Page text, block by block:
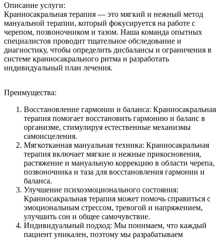
Описание услуги:
Краниосакральная терапия — это мягкий и нежный метод
мануальной терапии, который фокусируется на работе с
черепом, позвоночником и тазом. Наша команда опытных
специалистов проводит тщательное обследование и
диагностику, чтобы определить дисбалансы и ограничения в
системе краниосакрального ритма и разработать
индивидуальный план лечения.
Преимущества:
Восстановление гармонии и баланса: Краниосакральная
терапия помогает восстановить гармонию и баланс в
организме, стимулируя естественные механизмы
самоисцеления.
Мягкотканная мануальная техника: Краниосакральная
терапия включает мягкие и нежные прикосновения,
растяжение и мануальную коррекцию в области черепа,
позвоночника и таза для восстановления гармонии и
баланса.
Улучшение психоэмоционального состояния:
Краниосакральная терапия может помочь справиться с
эмоциональным стрессом, тревогой и напряжением,
улучшить сон и общее самочувствие.
Индивидуальный подход: Мы понимаем, что каждый
пациент уникален, поэтому мы разрабатываем